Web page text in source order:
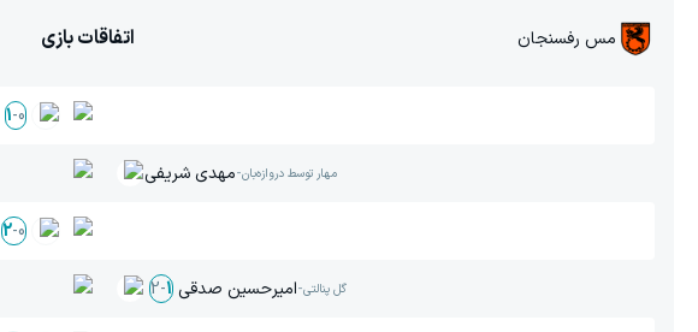
اتفاقات بازی مس رفسنجان
0
-
1
مهدی شریفی-مهار توسط دروازه‌بان
0
-
2
1
-
2 امیرحسین صدقی-گل پنالتی